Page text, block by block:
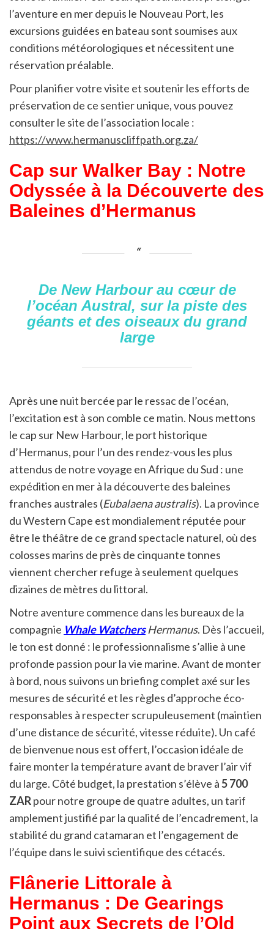
l’aventure en mer depuis le Nouveau Port, les
excursions guidées en bateau sont soumises aux
conditions météorologiques et nécessitent une
réservation préalable.
Pour planifier votre visite et soutenir les efforts de
préservation de ce sentier unique, vous pouvez
consulter le site de l’association locale :
https://www.hermanuscliffpath.org.za/
Cap sur Walker Bay : Notre
Odyssée à la Découverte des
Baleines d’Hermanus
De New Harbour au cœur de
l’océan Austral, sur la piste des
géants et des oiseaux du grand
large
Après une nuit bercée par le ressac de l’océan,
l’excitation est à son comble ce matin. Nous mettons
le cap sur New Harbour, le port historique
d’Hermanus, pour l’un des rendez-vous les plus
attendus de notre voyage en Afrique du Sud : une
expédition en mer à la découverte des baleines
franches australes (Eubalaena australis). La province
du Western Cape est mondialement réputée pour
être le théâtre de ce grand spectacle naturel, où des
colosses marins de près de cinquante tonnes
viennent chercher refuge à seulement quelques
dizaines de mètres du littoral.
Notre aventure commence dans les bureaux de la
compagnie Whale WatchersHermanus. Dès l’accueil,
le ton est donné : le professionnalisme s’allie à une
profonde passion pour la vie marine. Avant de monter
à bord, nous suivons un briefing complet axé sur les
mesures de sécurité et les règles d’approche éco-
responsables à respecter scrupuleusement (maintien
d’une distance de sécurité, vitesse réduite). Un café
de bienvenue nous est offert, l’occasion idéale de
faire monter la température avant de braver l’air vif
du large. Côté budget, la prestation s’élève à5 700
ZARpour notre groupe de quatre adultes, un tarif
amplement justifié par la qualité de l’encadrement, la
stabilité du grand catamaran et l’engagement de
l’équipe dans le suivi scientifique des cétacés.
Flânerie Littorale à
Hermanus : De Gearings
Point aux Secrets de l’Old